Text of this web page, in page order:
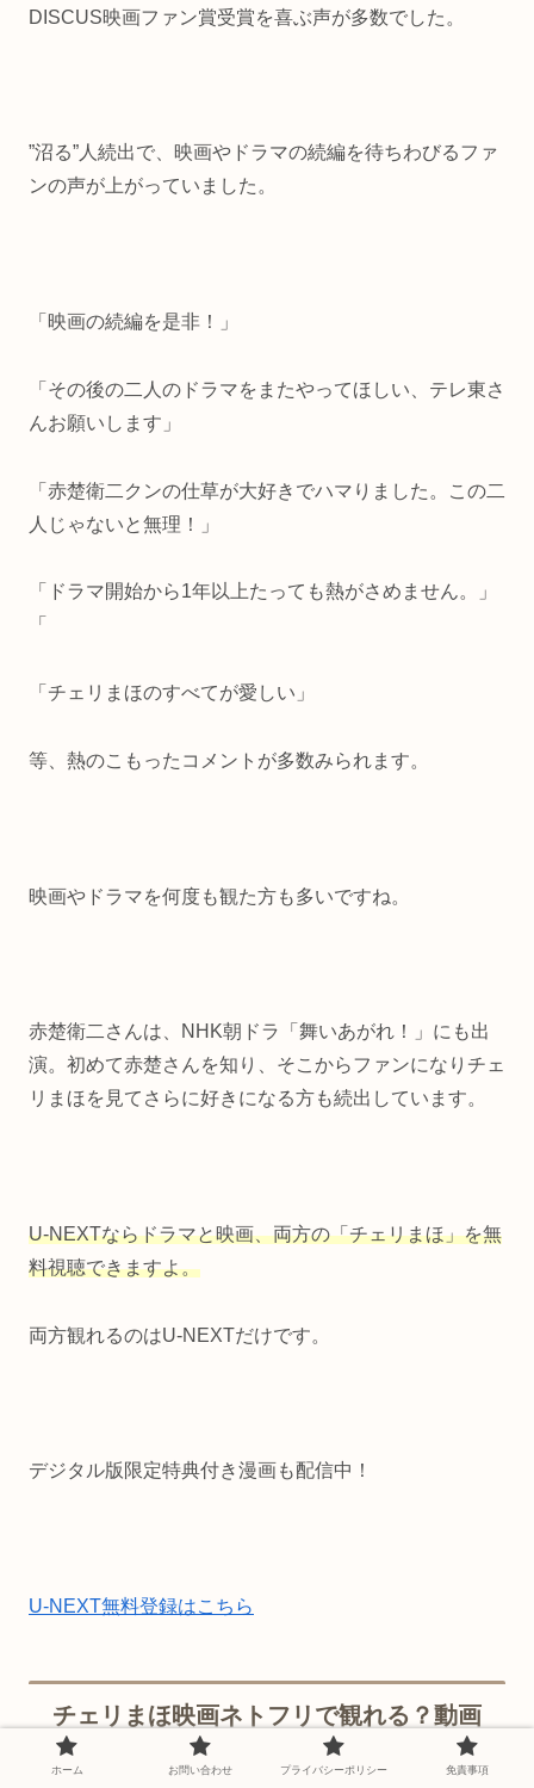
DISCUS映画ファン賞受賞を喜ぶ声が多数でした。
”沼る”人続出で、映画やドラマの続編を待ちわびるファ
ンの声が上がっていました。
「映画の続編を是非！」
「その後の二人のドラマをまたやってほしい、テレ東さ
んお願いします」
「赤楚衛二クンの仕草が大好きでハマりました。この二
人じゃないと無理！」
「ドラマ開始から1年以上たっても熱がさめません。」
「
「チェリまほのすべてが愛しい」
等、熱のこもったコメントが多数みられます。
映画やドラマを何度も観た方も多いですね。
赤楚衛二さんは、NHK朝ドラ「舞いあがれ！」にも出
演。初めて赤楚さんを知り、そこからファンになりチェ
リまほを見てさらに好きになる方も続出しています。
U-NEXTならドラマと映画、両方の「チェリまほ」を無
料視聴できますよ。
両方観れるのはU-NEXTだけです。
デジタル版限定特典付き漫画も配信中！
U-NEXT無料登録はこちら
チェリまほ映画ネトフリで観れる？動画
を無料視聴する方法まとめ
ホーム お問い合わせ プライバシーポリシー 免責事項